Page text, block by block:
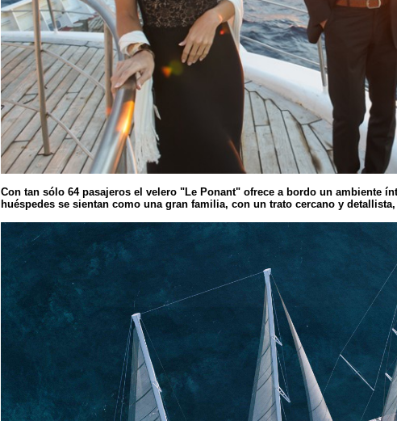
Con tan sólo 64 pasajeros el velero "Le Ponant" ofrece a bordo un ambiente
huéspedes se sientan como una gran familia, con un trato cercano y